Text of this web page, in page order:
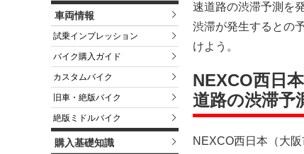
車両情報
試乗インプレッション
バイク購入ガイド
カスタムバイク
旧車・絶版バイク
絶版ミドルバイク
購入基礎知識
速道路の渋滞予測を
渋滞が発生するとの
けよう。
NEXCO西日
道路の渋滞予
NEXCO西日本（大